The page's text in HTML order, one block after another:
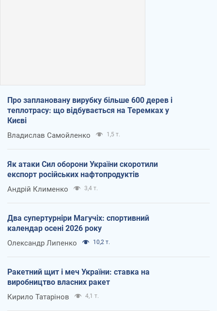
Про заплановану вирубку більше 600 дерев і
теплотрасу: що відбувається на Теремках у
Києві
Владислав Самойленко 1,5 т.
Як атаки Сил оборони України скоротили
експорт російських нафтопродуктів
Андрій Клименко 3,4 т.
Два супертурніри Магучіх: спортивний
календар осені 2026 року
Олександр Липенко 10,2 т.
Ракетний щит і меч України: ставка на
виробництво власних ракет
Кирило Татарінов 4,1 т.